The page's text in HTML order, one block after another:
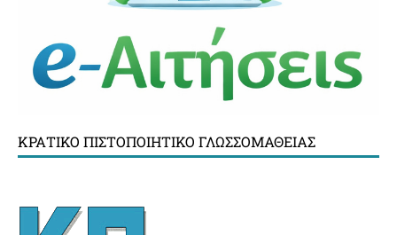
ΚΡΑΤΙΚΌ ΠΙΣΤΟΠΟΙΗΤΙΚΌ ΓΛΩΣΣΟΜΆΘΕΙΑΣ